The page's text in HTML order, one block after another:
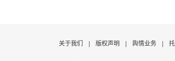
关于我们 版权声明 舆情业务